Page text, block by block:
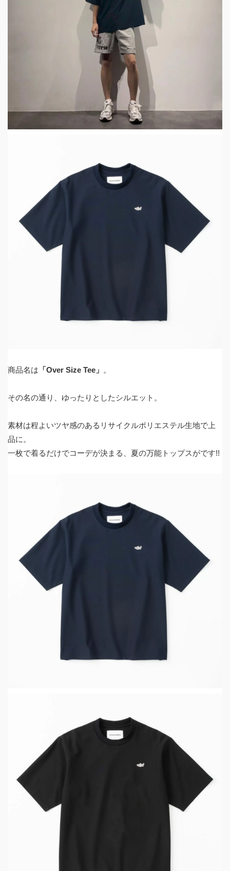
商品名は 「Over Size Tee」 。
その名の通り、ゆったりとしたシルエット。
素材は程よいツヤ感のあるリサイクルポリエステル生地で上
品に。
一枚で着るだけでコーデが決まる、夏の万能トップスがです!!